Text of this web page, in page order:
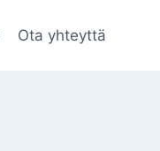
Ota yhteyttä